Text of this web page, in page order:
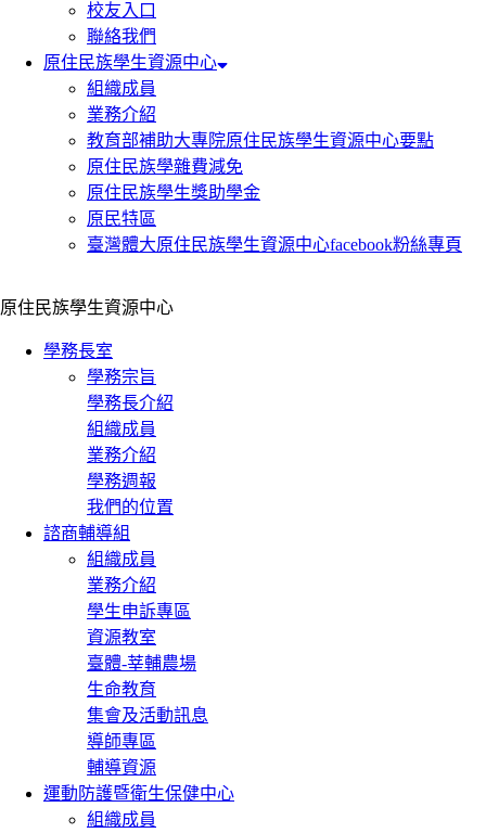
校友入口
聯絡我們
原住民族學生資源中心
組織成員
業務介紹
教育部補助大專院原住民族學生資源中心要點
原住民族學雜費減免
原住民族學生獎助學金
原民特區
臺灣體大原住民族學生資源中心facebook粉絲專頁
原住民族學生資源中心
學務長室
學務宗旨
學務長介紹
組織成員
業務介紹
學務週報
我們的位置
諮商輔導組
組織成員
業務介紹
學生申訴專區
資源教室
臺體-莘輔農場
生命教育
集會及活動訊息
導師專區
輔導資源
運動防護暨衛生保健中心
組織成員